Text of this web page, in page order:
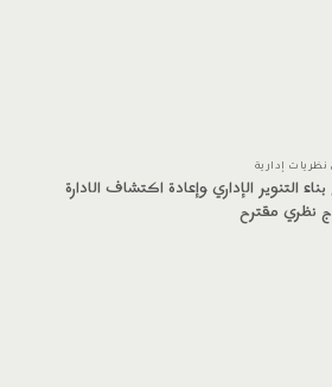
التنوير الإداري وإعادة اكتشاف الادارة
نظري مقترح